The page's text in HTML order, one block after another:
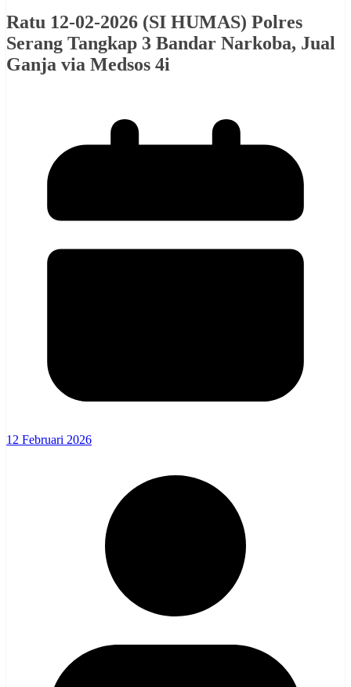
Ratu 12-02-2026 (SI HUMAS) Polres
Serang Tangkap 3 Bandar Narkoba, Jual
Ganja via Medsos 4i
12 Februari 2026